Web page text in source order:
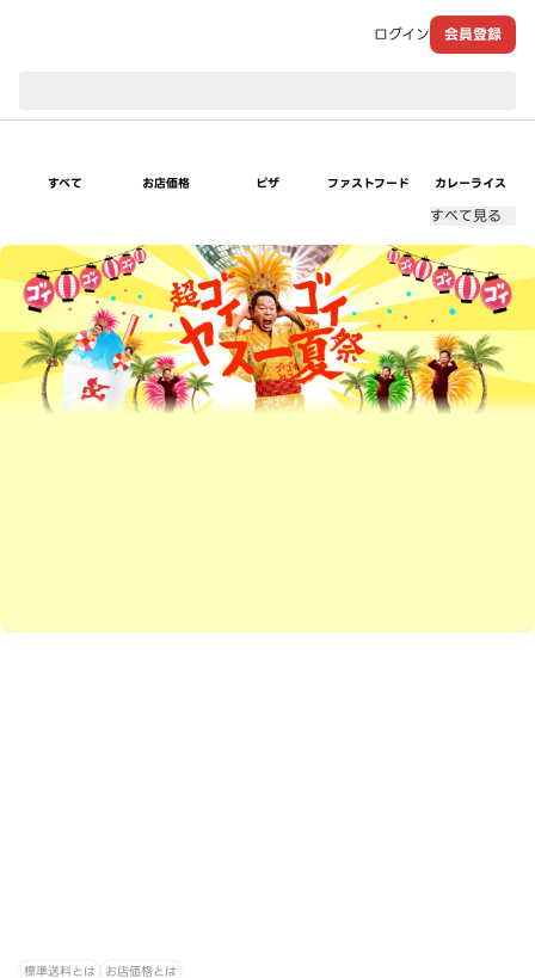
ログイン 会員登録
すべて お店価格 ピザ ファストフード カレーライス
すべて見る
超ゴイゴイヤスー夏祭
標準送料とは お店価格とは